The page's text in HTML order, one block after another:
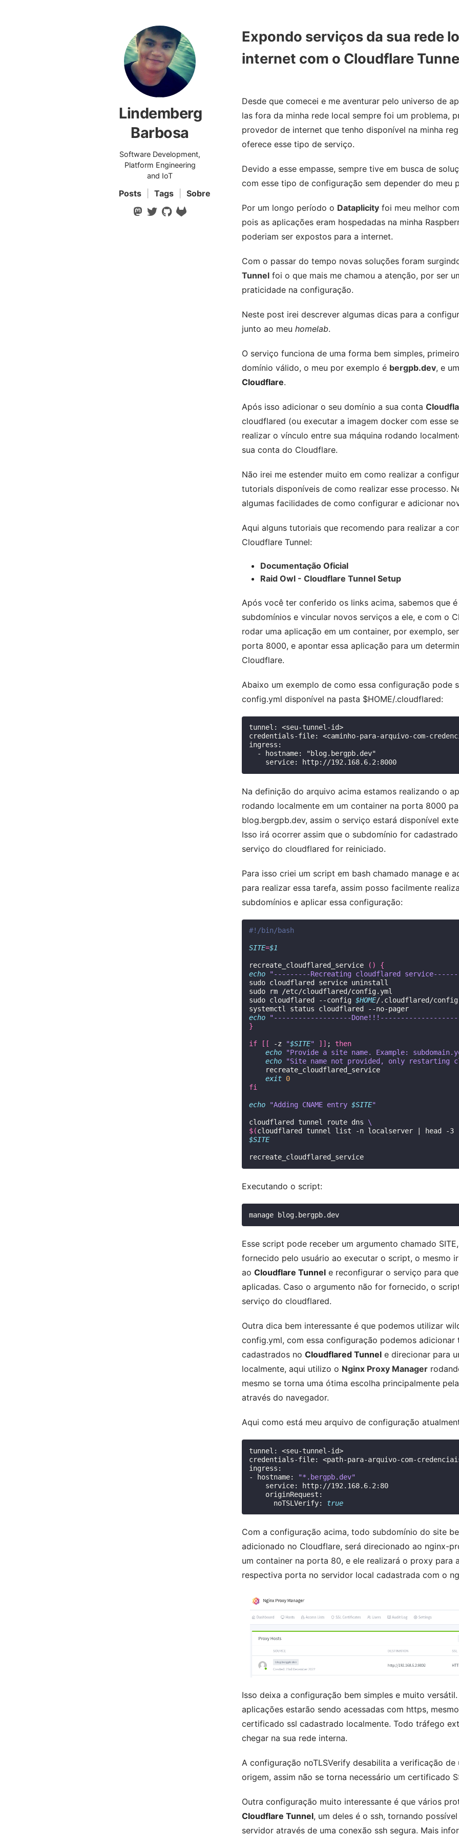
Lindemberg
Barbosa
Software Development,
Platform Engineering
and IoT
Posts Tags Sobre
Expondo serviços da sua rede
internet com o Cloudflare
Desde que comecei e me aventurar pelo universo de
las fora da minha rede local sempre foi um problema,
provedor de internet que tenho disponível na minha
oferece esse tipo de serviço.
Devido a esse empasse, sempre tive em busca de
com esse tipo de configuração sem depender do meu
Por um longo período o Dataplicity foi meu melhor
pois as aplicações eram hospedadas na minha
poderiam ser expostos para a internet.
Com o passar do tempo novas soluções foram
Tunnel foi o que mais me chamou a atenção, por ser
praticidade na configuração.
Neste post irei descrever algumas dicas para a
junto ao meu homelab.
O serviço funciona de uma forma bem simples,
domínio válido, o meu por exemplo é bergpb.dev, e
Cloudflare.
Após isso adicionar o seu domínio a sua conta
cloudflared (ou executar a imagem docker com esse
realizar o vínculo entre sua máquina rodando
sua conta do Cloudflare.
Não irei me estender muito em como realizar a
tutorials disponíveis de como realizar esse processo.
algumas facilidades de como configurar e adicionar
Aqui alguns tutoriais que recomendo para realizar a
Cloudflare Tunnel:
Documentação Oficial
Raid Owl - Cloudflare Tunnel Setup
Após você ter conferido os links acima, sabemos que
subdomínios e vincular novos serviços a ele, e com o
rodar uma aplicação em um container, por exemplo,
porta 8000, e apontar essa aplicação para um
Cloudflare.
Abaixo um exemplo de como essa configuração pode
config.yml disponível na pasta $HOME/.cloudflared:
tunnel: <seu-tunnel-id>
credentials-file: <caminho-para-arquivo-com-
ingress:
  - hostname: "blog.bergpb.dev"
    service: http://192.168.6.2:8000
Na definição do arquivo acima estamos realizando o
rodando localmente em um container na porta 8000
blog.bergpb.dev, assim o serviço estará disponível
Isso irá ocorrer assim que o subdomínio for
serviço do cloudflared for reiniciado.
Para isso criei um script em bash chamado manage e
para realizar essa tarefa, assim posso facilmente
subdomínios e aplicar essa configuração:
#!/bin/bash
SITE=$1
recreate_cloudflared_service ()
{
echo
"---------Recreating cloudflared
sudo cloudflared service uninstall
sudo
rm /etc/cloudflared/config.yml
sudo cloudflared --config $HOME/.cloudflared/
systemctl
status cloudflared
--no-pager
echo
"-------------------
}
if [[ -z "$SITE" ]] ;
then
echo
"Provide a site name. Example:
echo
"Site name not provided, only restarting
recreate_cloudflared_service
exit 0
fi
echo "Adding CNAME entry $SITE"
cloudflared tunnel route dns
\
$(cloudflared tunnel list -n localserver head -3
$SITE
recreate_cloudflared_service
Executando o script:
manage blog.bergpb.dev
Esse script pode receber um argumento chamado SITE
fornecido pelo usuário ao executar o script, o mesmo
ao Cloudflare Tunnel e reconfigurar o serviço para
aplicadas. Caso o argumento não for fornecido, o
serviço do cloudflared.
Outra dica bem interessante é que podemos utilizar
config.yml, com essa configuração podemos
cadastrados no Cloudflared Tunnel e direcionar para
localmente, aqui utilizo o Nginx Proxy Manager
mesmo se torna uma ótima escolha principalmente
através do navegador.
Aqui como está meu arquivo de configuração
tunnel:
<seu-tunnel-id>
credentials-file:
<path-para-arquivo-com-
ingress:
-
hostname:
"*.bergpb.dev"
service:
http://192.168.6.2:80
noTSLVerify:
true
Com a configuração acima, todo subdomínio do site
adicionado no Cloudflare, será direcionado ao nginx-
um container na porta 80, e ele realizará o proxy para
respectiva porta no servidor local cadastrada com o
Isso deixa a configuração bem simples e muito
aplicações estarão sendo acessadas com https,
certificado ssl cadastrado localmente. Todo tráfego
chegar na sua rede interna.
A configuração noTLSVerify desabilita a verificação
origem, assim não se torna necessário um certificado
Outra configuração muito interessante é que vários
Cloudflare Tunnel, um deles é o ssh, tornando
servidor através de uma conexão ssh segura. Mais